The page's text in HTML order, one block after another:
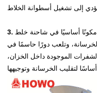
أساسيًا في شاحنة خلط
وتلعب دورًا حاسمًا في
الموجودة داخل الخزان،